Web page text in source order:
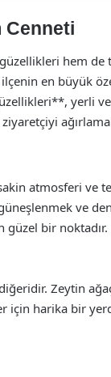
Cenneti
hem
en büyük
yerli
atmosferi ve
ve
bir
Zeytin
harika bir